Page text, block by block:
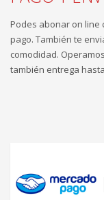
Podes abonar on line
pago. También te
comodidad.
también entrega